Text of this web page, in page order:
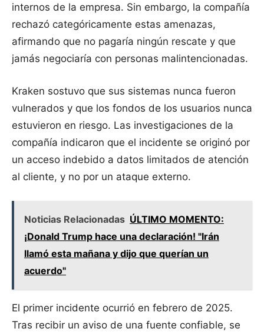
internos de la empresa. Sin embargo, la compañía
rechazó categóricamente estas amenazas,
afirmando que no pagaría ningún rescate y que
jamás negociaría con personas malintencionadas.
Kraken sostuvo que sus sistemas nunca fueron
vulnerados y que los fondos de los usuarios nunca
estuvieron en riesgo. Las investigaciones de la
compañía indicaron que el incidente se originó por
un acceso indebido a datos limitados de atención
al cliente, y no por un ataque externo.
Noticias Relacionadas ÚLTIMO MOMENTO:
¡Donald Trump hace una declaración! "Irán
llamó esta mañana y dijo que querían un
acuerdo"
El primer incidente ocurrió en febrero de 2025.
Tras recibir un aviso de una fuente confiable, se